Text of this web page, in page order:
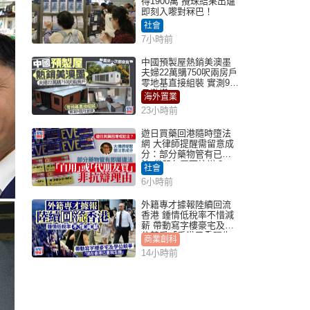
即刻入嚟對冧巴！
社會
7小時前
中國預製屋熱銷美澳墨
夫婦22萬購750呎兩房戶
零地基直接組裝 實測9個
月激讚
海外置業
23小時前
遊日買藥回港隨時墮法
網 大律師提醒需留意成
分：部分藥物管有已違
法 代朋友買可抗辯？
社會
6小時前
外籍專才據報陸續回流
香港 鍾情低稅率不惜減
薪 帶動寫字樓豪宅及學
位競爭「香港已重現生
機」
商業創科
14小時前